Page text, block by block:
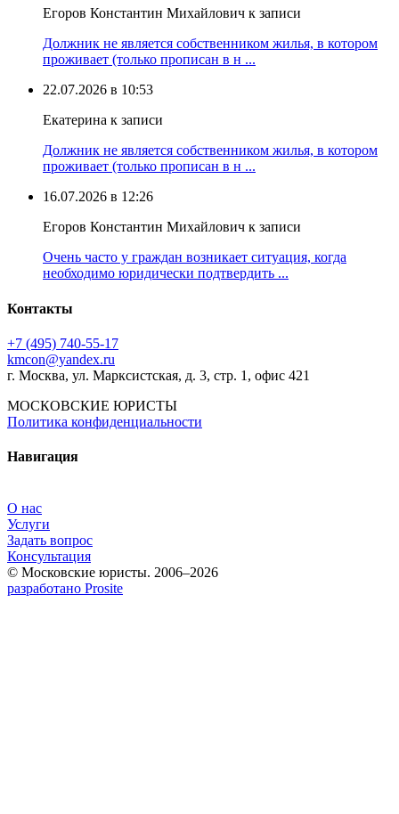
Егоров Константин Михайлович к записи
Должник не является собственником жилья, в котором
проживает (только прописан в н ...
22.07.2026 в 10:53
Екатерина к записи
Должник не является собственником жилья, в котором
проживает (только прописан в н ...
16.07.2026 в 12:26
Егоров Константин Михайлович к записи
Очень часто у граждан возникает ситуация, когда
необходимо юридически подтвердить ...
Контакты
+7 (495) 740‑55‑17
kmcon@yandex.ru
г. Москва, ул. Марксистская, д. 3, стр. 1, офис 421
МОСКОВСКИЕ ЮРИСТЫ
Политика конфиденциальности
Навигация
О нас
Услуги
Задать вопрос
Консультация
© Московские юристы. 2006–2026
разработано Prosite